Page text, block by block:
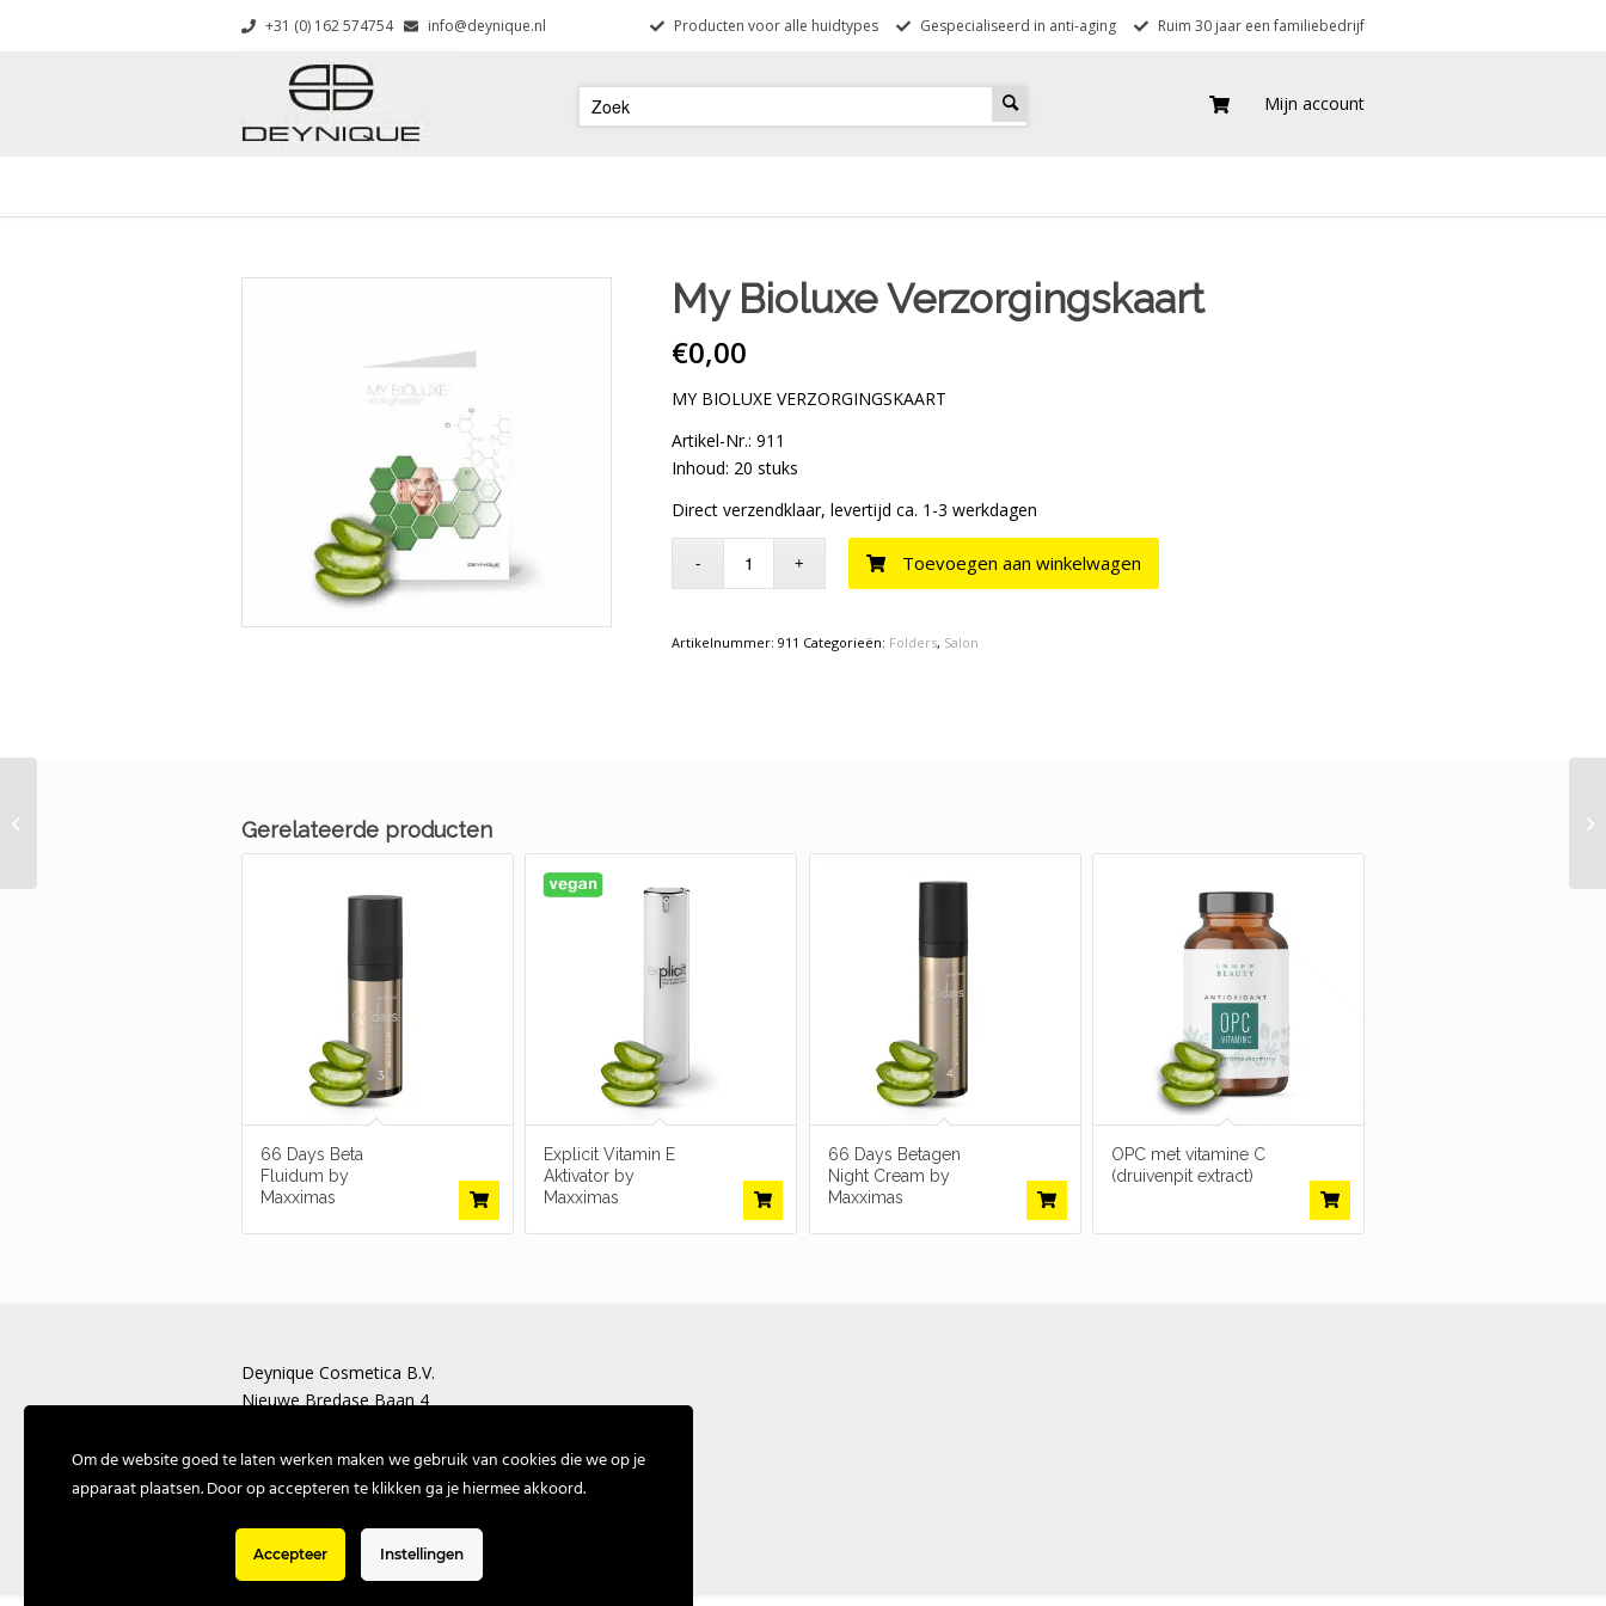
+31 (0) 162 574754 info@deynique.nl Producten voor alle huidtypes Gespecialiseerd in anti-aging Ruim 30 jaar een familiebedrijf
Mijn account
My Bioluxe Verzorgingskaart
€0,00
MY BIOLUXE VERZORGINGSKAART
Artikel-Nr.: 911
Inhoud: 20 stuks
Direct verzendklaar, levertijd ca. 1-3 werkdagen
Toevoegen aan winkelwagen
Artikelnummer:911 Categorieën: Folders, Salon
Gerelateerde producten
66 Days Beta
Fluidum by
Maxximas
Explicit Vitamin E
Aktivator by
Maxximas
66 Days Betagen
Night Cream by
Maxximas
OPC met vitamine C
(druivenpit extract)
Deynique Cosmetica B.V.
Nieuwe Bredase Baan 4
T: +31 (0) 162 574757
Om de website goed te laten werken maken we gebruik van cookies die we op je
apparaat plaatsen. Door op accepteren te klikken ga je hiermee akkoord.
Accepteer Instellingen